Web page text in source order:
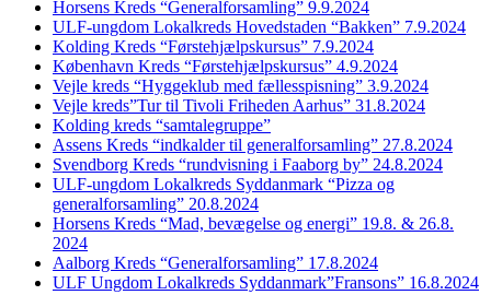
Horsens Kreds “Generalforsamling” 9.9.2024
ULF-ungdom Lokalkreds Hovedstaden “Bakken” 7.9.2024
Kolding Kreds “Førstehjælpskursus” 7.9.2024
København Kreds “Førstehjælpskursus” 4.9.2024
Vejle kreds “Hyggeklub med fællesspisning” 3.9.2024
Vejle kreds”Tur til Tivoli Friheden Aarhus” 31.8.2024
Kolding kreds “samtalegruppe”
Assens Kreds “indkalder til generalforsamling” 27.8.2024
Svendborg Kreds “rundvisning i Faaborg by” 24.8.2024
ULF-ungdom Lokalkreds Syddanmark “Pizza og
generalforsamling” 20.8.2024
Horsens Kreds “Mad, bevægelse og energi” 19.8. & 26.8.
2024
Aalborg Kreds “Generalforsamling” 17.8.2024
ULF Ungdom Lokalkreds Syddanmark”Fransons” 16.8.2024